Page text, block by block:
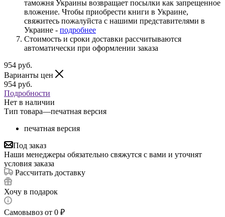
таможня Украины возвращает посылки как запрещенное
вложение. Чтобы приобрести книги в Украине,
свяжитесь пожалуйста с нашими представителями в
Украине - подробнее
Стоимость и сроки доставки рассчитываются
автоматически при оформлении заказа
954 руб.
Варианты цен
954 руб.
Подробности
Нет в наличии
Тип товара—печатная версия
печатная версия
Под заказ
Наши менеджеры обязательно свяжутся с вами и уточнят
условия заказа
Рассчитать доставку
Хочу в подарок
Самовывоз от 0 ₽